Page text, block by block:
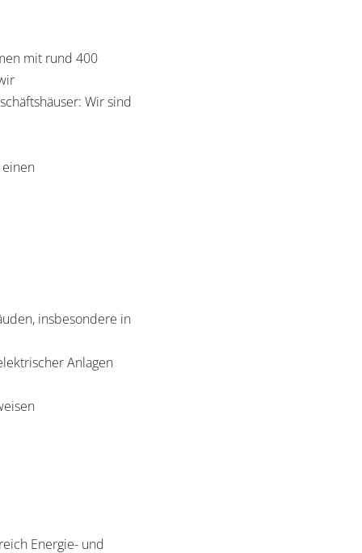
mit rund 400
Wir sind
insbesondere in
Anlagen
Energie- und